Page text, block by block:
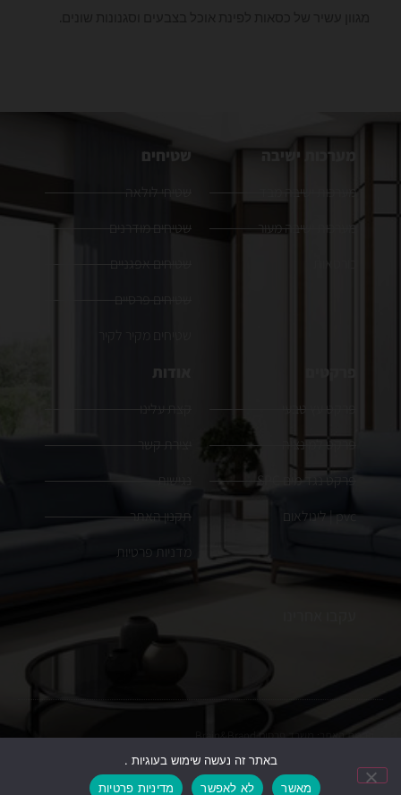
מערכות ישיבה
מערכות ישיבה מבד
מערכות ישיבה מעור
כורסאות
שטיחים
שטיחי לולאה
שטיחים מודרנים
שטיחים אפגניים
שטיחים פרסיים
שטיחים מקיר לקיר
פרקטים
פרקט עץ טבעי
פרקט למינציה
פרקט נגד מים SPC
pvc | לינולאום
אודות
קצת עלינו
יצירת קשר
נגישות
תקנון האתר
מדניות פרטיות
הקמת האתר:משרד פרסוםBrain&Brand
באתר זה נעשה שימוש בעוגיות .
מאשר
לא לאפשר מדיניות פרטיות